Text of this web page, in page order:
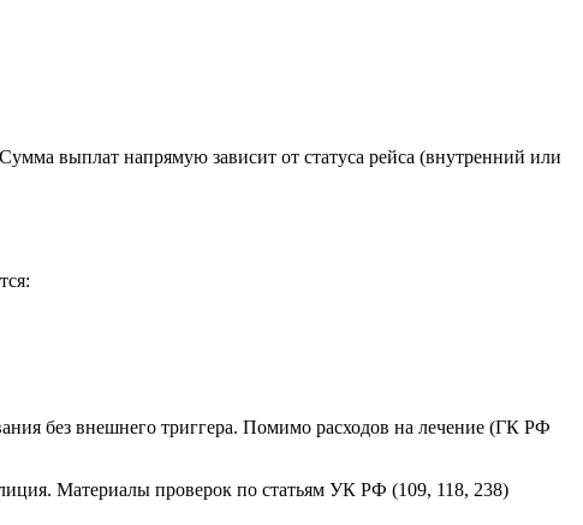
выплат напрямую зависит от статуса рейса (внутренний или
без внешнего триггера. Помимо расходов на лечение (ГК РФ
Материалы проверок по статьям УК РФ (109, 118, 238)